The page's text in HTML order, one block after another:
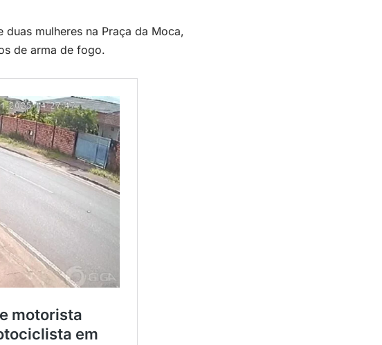
mulheres na Praça da Moca,
de arma de fogo.